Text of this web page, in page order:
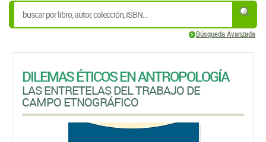
Búsqueda Avanzada
DILEMAS ÉTICOS EN ANTROPOLOGÍA
LAS ENTRETELAS DEL TRABAJO DE
CAMPO ETNOGRÁFICO